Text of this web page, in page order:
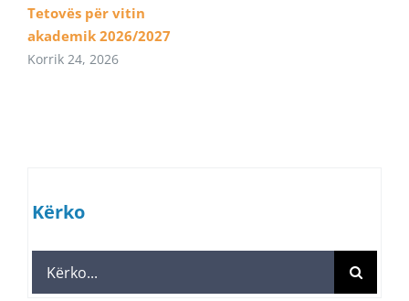
Tetovës për vitin
akademik 2026/2027
Korrik 24, 2026
Kërko
Search
for: